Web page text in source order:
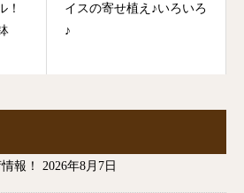
！
イスの寄せ植え♪いろいろ
♪
報！ 2026年8月7日